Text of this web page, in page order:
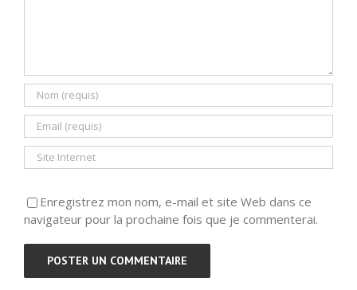
Enregistrez mon nom, e-mail et site Web dans ce
navigateur pour la prochaine fois que je commenterai.